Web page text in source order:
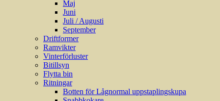
Maj
Juni
Juli / Augusti
September
Driftformer
Ramvikter
Vinterförluster
Bitillsyn
Flytta bin
Ritningar
Botten för Lågnormal uppstaplingskupa